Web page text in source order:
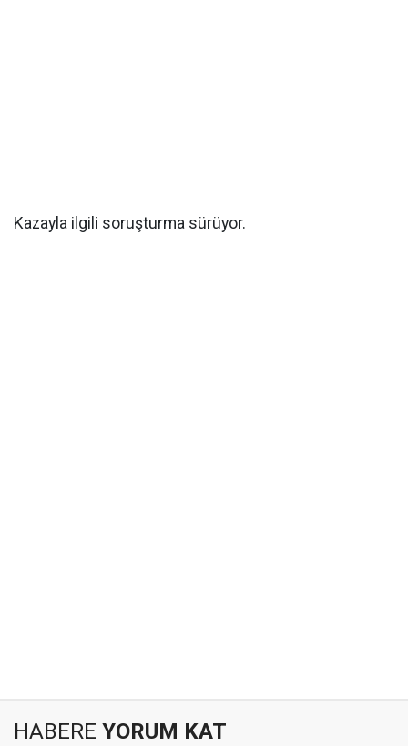
Kazayla ilgili soruşturma sürüyor.
HABERE YORUM KAT